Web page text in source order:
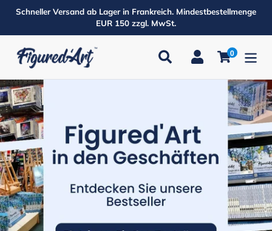
Schneller Versand ab Lager in Frankreich. Mindestbestellmenge
EUR 150 zzgl. MwSt.
Suchen Einloggen
0Produkte